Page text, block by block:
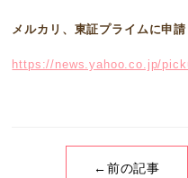
メルカリ、東証プライムに申請
https://news.yahoo.co.jp/
←前の記事